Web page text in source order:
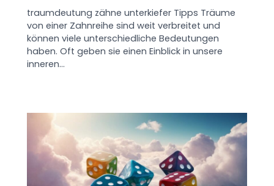
traumdeutung zähne unterkiefer Tipps Träume
von einer Zahnreihe sind weit verbreitet und
können viele unterschiedliche Bedeutungen
haben. Oft geben sie einen Einblick in unsere
inneren…